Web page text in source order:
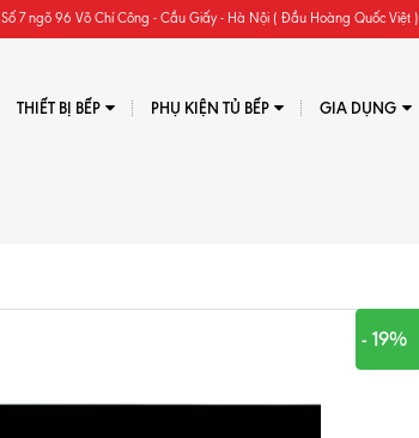
Số 7 ngõ 96 Võ Chí Công - Cầu Giấy - Hà Nội ( Đầu Hoàng Quốc Việt )
THIẾT BỊ BẾP PHỤ KIỆN TỦ BẾP GIA DỤNG
- 19%